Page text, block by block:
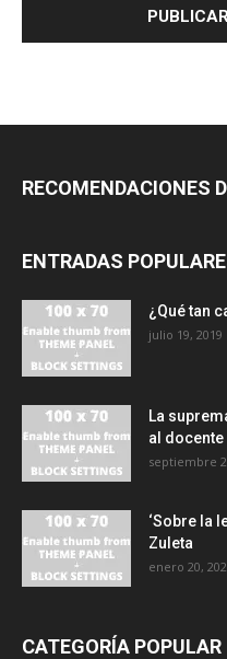
RECOMENDACIONES
ENTRADAS
¿Qué tan
julio 19, 2019
La
al
septiembre
‘Sobre la
Zuleta
enero 20,
CATEGORÍA POPULAR